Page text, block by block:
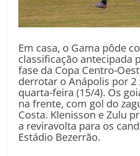
Em casa, o Gama pôde
classificação antecipada
fase da Copa Centro-
derrotar o Anápolis por 2
quarta-feira (15/4). Os
na frente, com gol do
Costa. Klenisson e Zulu
a reviravolta para os
Estádio Bezerrão.